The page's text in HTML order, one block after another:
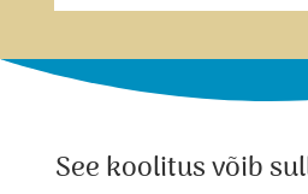
See koolitus võib